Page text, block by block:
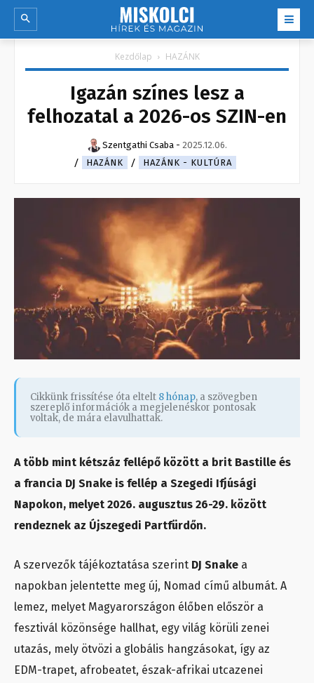
Kezdőlap HAZÁNK
Igazán színes lesz a
felhozatal a 2026-os SZIN-en
Szentgathi Csaba - 2025.12.06.
HAZÁNK
HAZÁNK - KULTÚRA
Cikkünk frissítése óta eltelt 8 hónap, a szövegben
szereplő információk a megjelenéskor pontosak
voltak, de mára elavulhattak.
A több mint kétszáz fellépő között a brit Bastille és
a francia DJ Snake is fellép a Szegedi Ifjúsági
Napokon, melyet 2026. augusztus 26-29. között
rendeznek az Újszegedi Partfürdőn.
A szervezők tájékoztatása szerint DJ Snake a
napokban jelentette meg új, Nomad című albumát. A
lemez, melyet Magyarországon élőben először a
fesztivál közönsége hallhat, egy világ körüli zenei
utazás, mely ötvözi a globális hangzásokat, így az
EDM-trapet, afrobeatet, észak-afrikai utcazenei